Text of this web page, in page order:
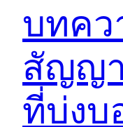
บทค
สัญญ
ที่บ่ง